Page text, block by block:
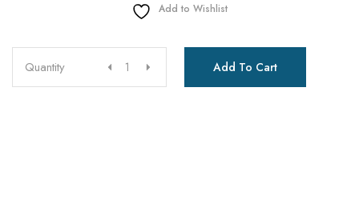
Add to Wishlist
Quantity Add To Cart